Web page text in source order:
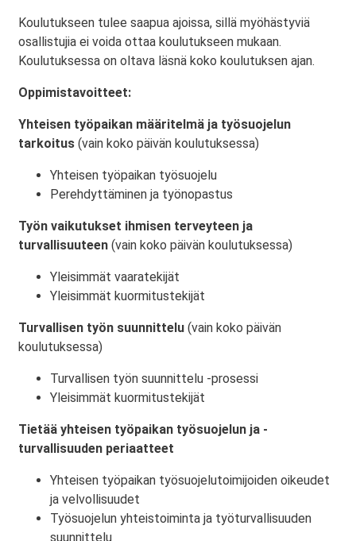
Koulutukseen tulee saapua ajoissa, sillä myöhästyviä
osallistujia ei voida ottaa koulutukseen mukaan.
Koulutuksessa on oltava läsnä koko koulutuksen ajan.
Oppimistavoitteet:
Yhteisen työpaikan määritelmä ja työsuojelun
tarkoitus (vain koko päivän koulutuksessa)
Yhteisen työpaikan työsuojelu
Perehdyttäminen ja työnopastus
Työn vaikutukset ihmisen terveyteen ja
turvallisuuteen (vain koko päivän koulutuksessa)
Yleisimmät vaaratekijät
Yleisimmät kuormitustekijät
Turvallisen työn suunnittelu (vain koko päivän
koulutuksessa)
Turvallisen työn suunnittelu -prosessi
Yleisimmät kuormitustekijät
Tietää yhteisen työpaikan työsuojelun ja -
turvallisuuden periaatteet
Yhteisen työpaikan työsuojelutoimijoiden oikeudet
ja velvollisuudet
Työsuojelun yhteistoiminta ja työturvallisuuden
suunnittelu